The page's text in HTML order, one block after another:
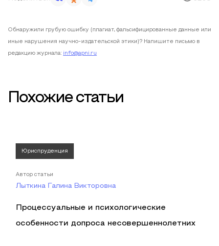
Обнаружили грубую ошибку (плагиат, фальсифицированные данные или
иные нарушения научно-издательской этики)? Напишите письмо в
редакцию журнала: info@apni.ru
Похожие статьи
Юриспруденция
Автор статьи
Лыткина Галина Викторовна
Процессуальные и психологические
особенности допроса несовершеннолетних